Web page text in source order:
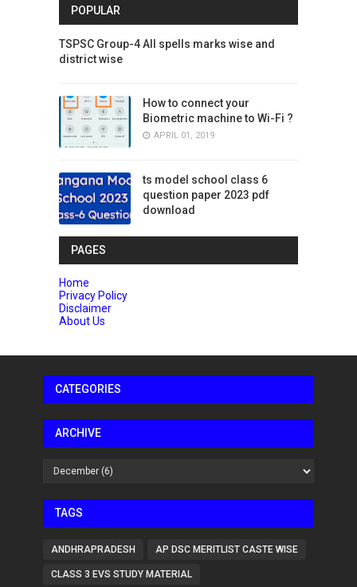
POPULAR
TSPSC Group-4 All spells marks wise and
district wise
How to connect your
Biometric machine to Wi-Fi ?
APRIL 01, 2019
ts model school class 6
question paper 2023 pdf
download
PAGES
Home
Privacy Policy
Disclaimer
About Us
CATEGORIES
ARCHIVE
TAGS
ANDHRAPRADESH AP DSC MERITLIST CASTE WISE
CLASS 3 EVS STUDY MATERIAL